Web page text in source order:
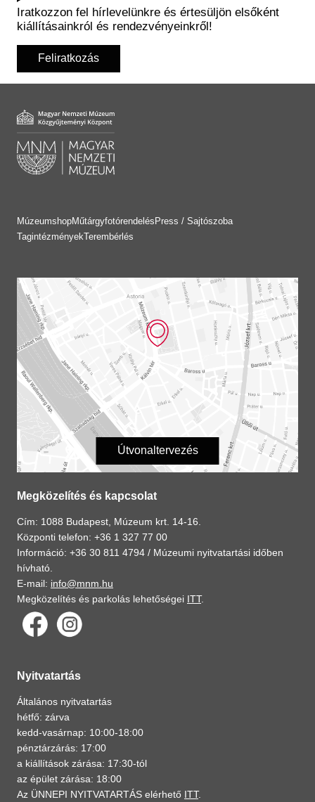
Iratkozzon fel hírlevelünkre és értesüljön elsőként
kiállításainkról és rendezvényeinkről!
Feliratkozás
MúzeumshopMűtárgyfotórendelés Press / Sajtószoba
TagintézményekTerembérlés
Útvonaltervezés
Megközelítés és kapcsolat
Cím: 1088 Budapest, Múzeum krt. 14-16.
Központi telefon: +36 1 327 77 00
Információ: +36 30 811 4794 / Múzeumi nyitvatartási időben
hívható.
E-mail: info@mnm.hu
Megközelítés és parkolás lehetőségei ITT.
Nyitvatartás
Általános nyitvatartás
hétfő: zárva
kedd-vasárnap: 10:00-18:00
pénztárzárás: 17:00
a kiállítások zárása: 17:30-tól
az épület zárása: 18:00
Az ÜNNEPI NYITVATARTÁS elérhető ITT.